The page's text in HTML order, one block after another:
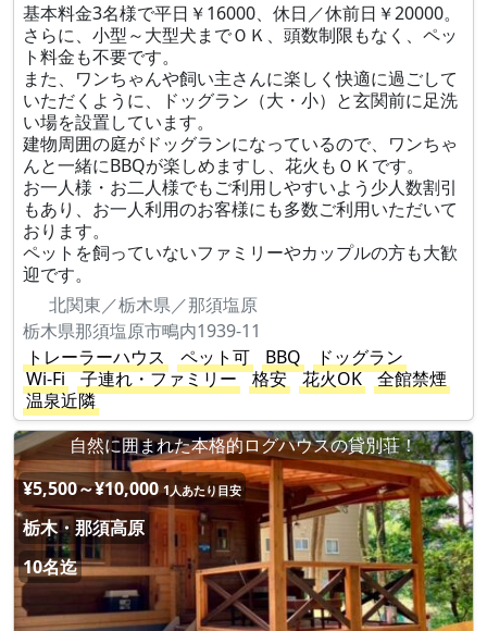
基本料金3名様で平日￥16000、休日／休前日￥20000。
さらに、小型～大型犬までＯＫ、頭数制限もなく、ペッ
ト料金も不要です。
また、ワンちゃんや飼い主さんに楽しく快適に過ごして
いただくように、ドッグラン（大・小）と玄関前に足洗
い場を設置しています。
建物周囲の庭がドッグランになっているので、ワンちゃ
んと一緒にBBQが楽しめますし、花火もＯＫです。
お一人様・お二人様でもご利用しやすいよう少人数割引
もあり、お一人利用のお客様にも多数ご利用いただいて
おります。
ペットを飼っていないファミリーやカップルの方も大歓
迎です。
北関東／栃木県／那須塩原
栃木県那須塩原市鴫内1939-11
トレーラーハウス
ペット可 BBQ
ドッグラン
Wi-Fi
子連れ・ファミリー 格安 花火OK
全館禁煙
温泉近隣
自然に囲まれた本格的ログハウスの貸別荘！
¥5,500～¥10,000 1人あたり目安
栃木・那須高原
10名迄